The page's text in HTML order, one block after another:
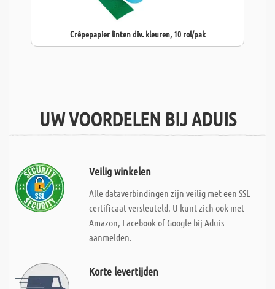
Crêpepapier linten div. kleuren, 10 rol/pak
UW VOORDELEN BIJ ADUIS
Veilig winkelen
Alle dataverbindingen zijn veilig met een SSL
certificaat versleuteld. U kunt zich ook met
Amazon, Facebook of Google bij Aduis
aanmelden.
Korte levertijden